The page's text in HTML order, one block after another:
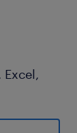
Excel,